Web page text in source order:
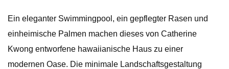
Ein eleganter Swimmingpool, ein gepflegter Rasen und
einheimische Palmen machen dieses von Catherine
Kwong entworfene hawaiianische Haus zu einer
modernen Oase. Die minimale Landschaftsgestaltung